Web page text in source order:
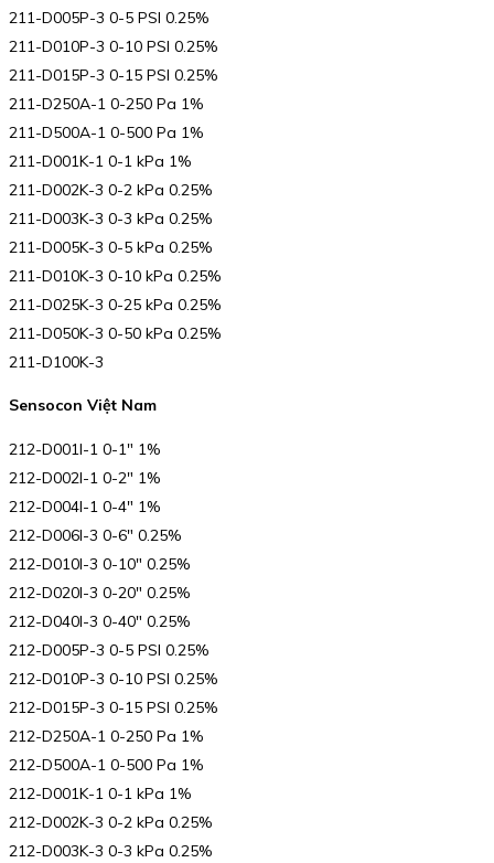
211-D005P-3 0-5 PSI 0.25%
211-D010P-3 0-10 PSI 0.25%
211-D015P-3 0-15 PSI 0.25%
211-D250A-1 0-250 Pa 1%
211-D500A-1 0-500 Pa 1%
211-D001K-1 0-1 kPa 1%
211-D002K-3 0-2 kPa 0.25%
211-D003K-3 0-3 kPa 0.25%
211-D005K-3 0-5 kPa 0.25%
211-D010K-3 0-10 kPa 0.25%
211-D025K-3 0-25 kPa 0.25%
211-D050K-3 0-50 kPa 0.25%
211-D100K-3
Sensocon Việt Nam
212-D001I-1 0-1″ 1%
212-D002I-1 0-2″ 1%
212-D004I-1 0-4″ 1%
212-D006I-3 0-6″ 0.25%
212-D010I-3 0-10″ 0.25%
212-D020I-3 0-20″ 0.25%
212-D040I-3 0-40″ 0.25%
212-D005P-3 0-5 PSI 0.25%
212-D010P-3 0-10 PSI 0.25%
212-D015P-3 0-15 PSI 0.25%
212-D250A-1 0-250 Pa 1%
212-D500A-1 0-500 Pa 1%
212-D001K-1 0-1 kPa 1%
212-D002K-3 0-2 kPa 0.25%
212-D003K-3 0-3 kPa 0.25%